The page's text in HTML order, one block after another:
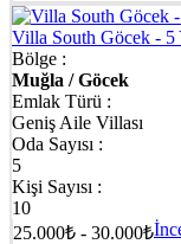
Villa South Göcek - 5
Bölge :
Muğla / Göcek
Emlak Türü :
Geniş Aile Villası
Oda Sayısı :
5
Kişi Sayısı :
10
25.000₺ - 30.000₺